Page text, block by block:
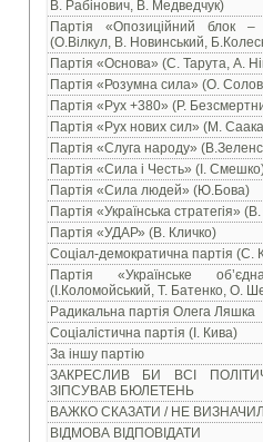
В. Рабінович, В. Медведчук)
Партія «Опозиційний блок
(О.Вілкул, В. Новинський,
Партія «Основа» (С. Тарута, А.
Партія «Розумна сила» (О.
Партія «Рух +380» (Р.
Партія «Рух нових сил» (М.
Партія «Слуга народу»
Партія «Сила і Честь» (І.
Партія «Сила людей» (Ю.Бова)
Партія «Українська стратегія»
Партія «УДАР» (В. Кличко)
Соціал-демократична партія (С.
Партія «Українське
(І.Коломойський, Т. Батенко, О.
Радикальна партія Олега Ляшка
Соціалістична партія (І. Кива)
За іншу партію
ЗАКРЕСЛИВ БИ ВСІ
ЗІПСУВАВ БЮЛЕТЕНЬ
ВАЖКО СКАЗАТИ / НЕ
ВІДМОВА ВІДПОВІДАТИ